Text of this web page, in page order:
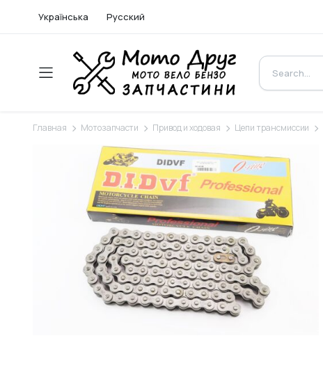
Українська Русский
Главная Мотозапчасти Привод и ходовая Цепи трансмиссии